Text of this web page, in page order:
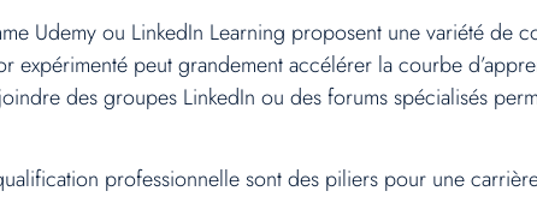
Udemy ou LinkedIn Learning proposent une variété de
expérimenté peut grandement accélérer la courbe
des groupes LinkedIn ou des forums spécialisés
professionnelle sont des piliers pour une